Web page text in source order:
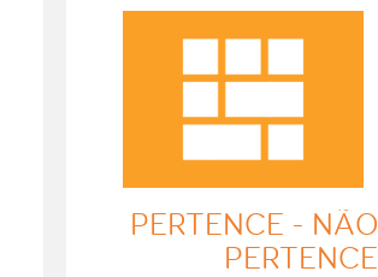
PERTENCE - NÃO
PERTENCE